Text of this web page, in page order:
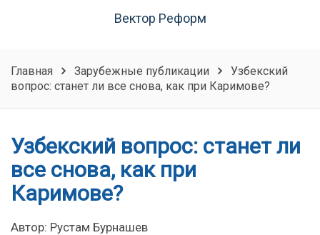
Вектор Реформ
Главная Зарубежные публикации
Узбекский
вопрос: станет ли все снова, как при Каримове?
Узбекский вопрос: станет ли
все снова, как при
Каримове?
Автор: Рустам Бурнашев